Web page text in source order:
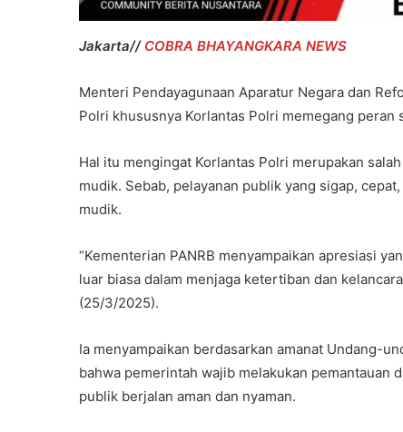
Jakarta// COBRA BHAYANGKARA NEWS
Menteri Pendayagunaan Aparatur Negara dan
Polri khususnya Korlantas Polri memegang
Hal itu mengingat Korlantas Polri merupakan
mudik. Sebab, pelayanan publik yang sigap,
mudik.
“Kementerian PANRB menyampaikan apresiasi
luar biasa dalam menjaga ketertiban dan
(25/3/2025).
Ia menyampaikan berdasarkan amanat Undang-
bahwa pemerintah wajib melakukan pemantauan
publik berjalan aman dan nyaman.